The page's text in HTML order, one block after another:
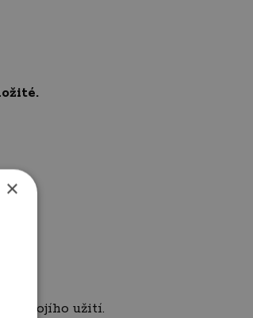
.
dvojího užití.
×